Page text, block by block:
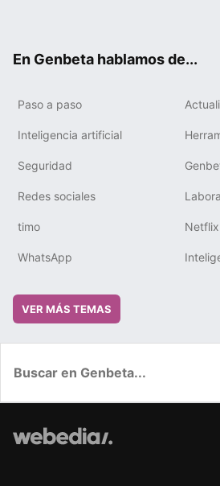
En Genbeta hablamos de...
Paso a paso
Inteligencia artificial
Seguridad
Redes sociales
timo Netflix
WhatsApp
VER MÁS TEMAS